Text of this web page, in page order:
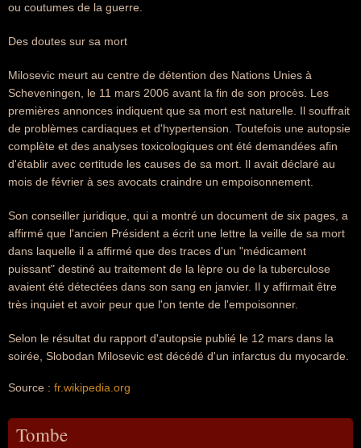
ou coutumes de la guerre.
Des doutes sur sa mort
Milosevic meurt au centre de détention des Nations Unies à
Scheveningen, le 11 mars 2006 avant la fin de son procès. Les
premières annonces indiquent que sa mort est naturelle. Il souffrait
de problèmes cardiaques et d'hypertension. Toutefois une autopsie
complète et des analyses toxicologiques ont été demandées afin
d'établir avec certitude les causes de sa mort. Il avait déclaré au
mois de février à ses avocats craindre un empoisonnement.
Son conseiller juridique, qui a montré un document de six pages, a
affirmé que l'ancien Président a écrit une lettre la veille de sa mort
dans laquelle il a affirmé que des traces d'un "médicament
puissant" destiné au traitement de la lèpre ou de la tuberculose
avaient été détectées dans son sang en janvier. Il y affirmait être
très inquiet et avoir peur que l'on tente de l'empoisonner.
Selon le résultat du rapport d'autopsie publié le 12 mars dans la
soirée, Slobodan Milosevic est décédé d'un infarctus du myocarde.
Source : fr.wikipedia.org
Tombe